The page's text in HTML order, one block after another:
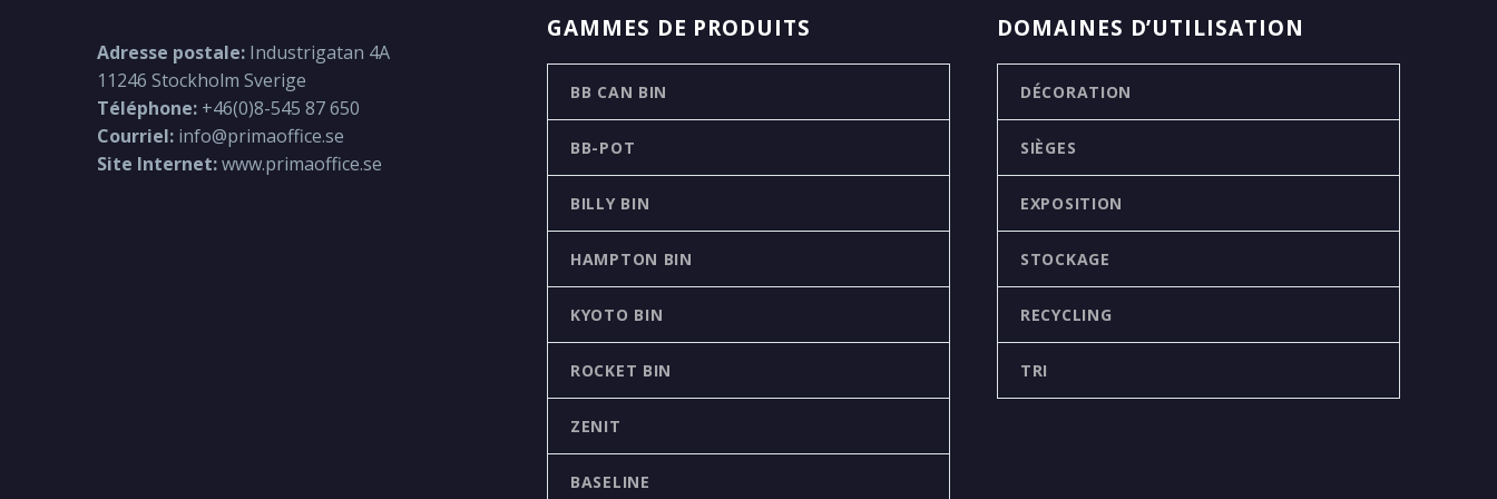
Adresse postale: Industrigatan 4A
11246 Stockholm Sverige
Téléphone: +46(0)8-545 87 650
Courriel: info@primaoffice.se
Site Internet:www.primaoffice.se
GAMMES DE PRODUITS
BB CAN BIN
BB-POT
BILLY BIN
HAMPTON BIN
KYOTO BIN
ROCKET BIN
ZENIT
BASELINE
DOMAINES D’UTILISATION
DÉCORATION
SIÈGES
EXPOSITION
STOCKAGE
RECYCLING
TRI